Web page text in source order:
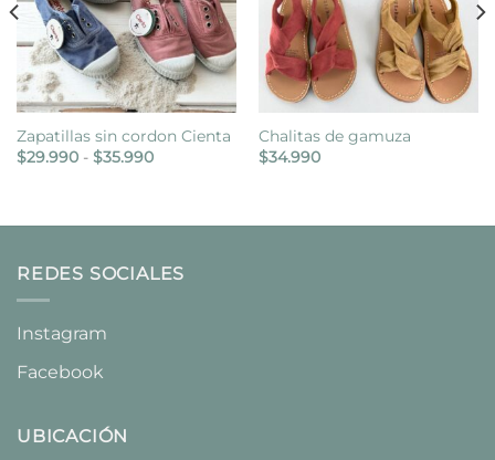
Zapatillas sin cordon Cienta
$29.990 - $35.990Rango
hasta
Chalitas de gamuza
$34.990
REDES SOCIALES
Instagram
Facebook
UBICACIÓN